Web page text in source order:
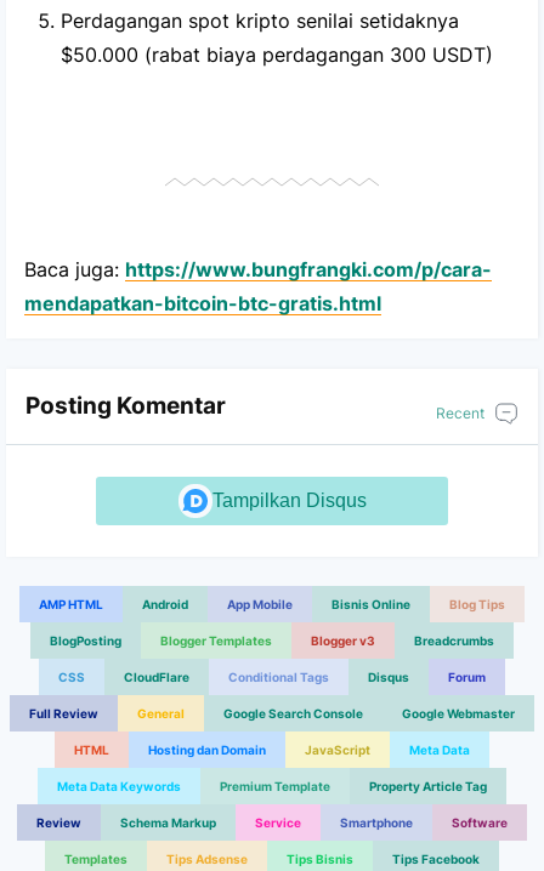
Perdagangan spot kripto senilai setidaknya
$50.000 (rabat biaya perdagangan 300 USDT)
Baca juga: https://www.bungfrangki.com/p/cara-
mendapatkan-bitcoin-btc-gratis.html
Posting Komentar
AMP HTML Android App Mobile Bisnis Online Blog Tips
BlogPosting Blogger Templates Blogger v3 Breadcrumbs
CSS CloudFlare Conditional Tags Disqus Forum
Full Review General Google Search Console Google Webmaster
HTML Hosting dan Domain JavaScript Meta Data
Meta Data Keywords Premium Template Property Article Tag
Review Schema Markup Service Smartphone Software
Templates Tips Adsense Tips Bisnis Tips Facebook